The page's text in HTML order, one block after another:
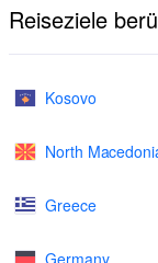
Reiseziele
Kosovo
North
Greece
Germany